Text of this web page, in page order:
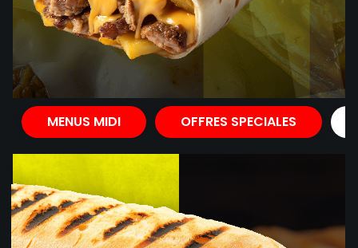
MENUS MIDI OFFRES SPECIALES